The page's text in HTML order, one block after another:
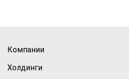
Компании
Холдинги